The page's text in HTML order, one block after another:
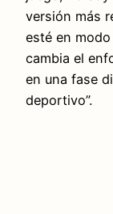
versión más
esté en
cambia el
en una fase
deportivo”.